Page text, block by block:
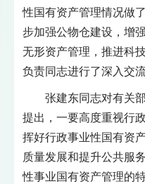
性国有资产管理情况做
步加强公物仓建设，增
无形资产管理，推进科
负责同志进行了深入交流
张建东同志对有关
提出，一要高度重视行
挥好行政事业性国有资
质量发展和提升公共服
性事业国有资产管理的